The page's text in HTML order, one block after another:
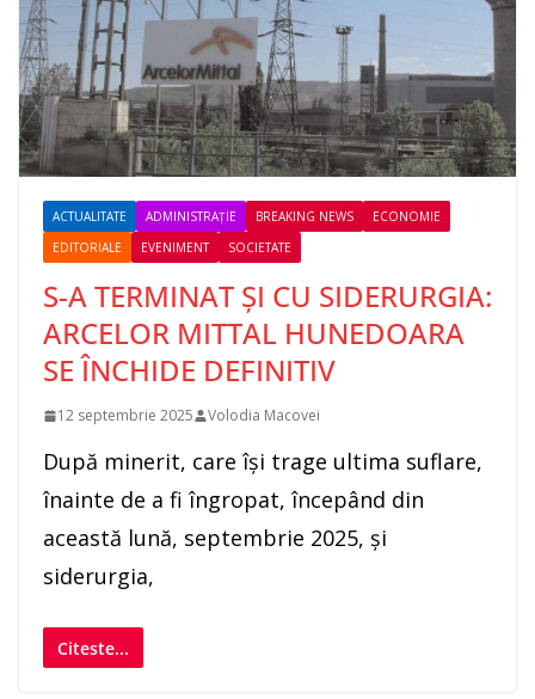
ACTUALITATE ADMINISTRAȚIE BREAKING NEWS
ECONOMIE
EDITORIALE
EVENIMENT SOCIETATE
S-A TERMINAT ȘI CU SIDERURGIA:
ARCELOR MITTAL HUNEDOARA
SE ÎNCHIDE DEFINITIV
12 septembrie 2025 Volodia Macovei
După minerit, care își trage ultima suflare,
înainte de a fi îngropat, începând din
această lună, septembrie 2025, și
siderurgia,
Citeste...